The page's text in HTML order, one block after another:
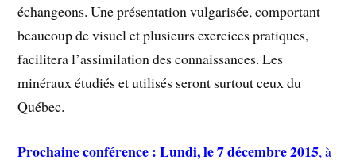
échangeons. Une présentation vulgarisée, comportant
beaucoup de visuel et plusieurs exercices pratiques,
facilitera l’assimilation des connaissances. Les
minéraux étudiés et utilisés seront surtout ceux du
Québec.
Prochaine conférence : Lundi, le 7 décembre 2015, à